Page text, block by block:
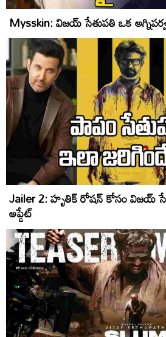
Mysskin: విజయ్‌ సేతుపతి ఒక
Jailer 2: హృతిక్ రోషన్ కోసం విజయ్
అప్డేట్